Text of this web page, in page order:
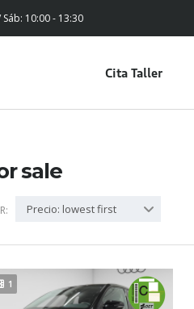
10:00 - 13:30
Cita Taller
sale
Precio: lowest first
1